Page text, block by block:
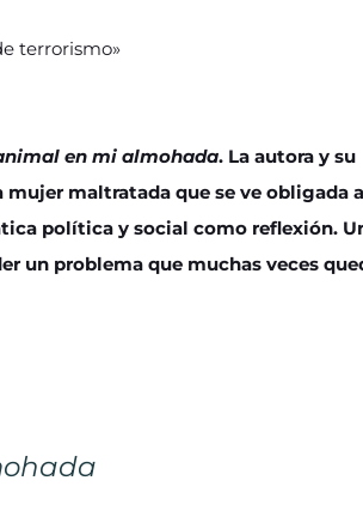
terrorismo»
en mi almohada. La autora y su
maltratada que se ve obligada
política y social como reflexión.
un problema que muchas veces